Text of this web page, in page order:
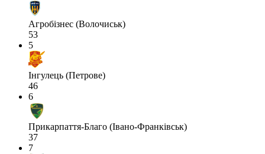
Агробізнес (Волочиськ)
53
5
Інгулець (Петрове)
46
6
Прикарпаття-Благо (Івано-Франківськ)
37
7